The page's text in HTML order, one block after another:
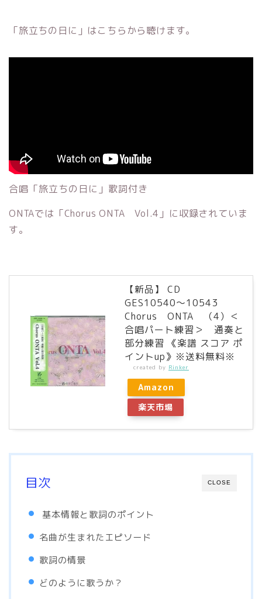
「旅立ちの日に」はこちらから聴けます。
合唱「旅立ちの日に」歌詞付き
ONTAでは「Chorus ONTA Vol.4」に収録されていま
す。
【新品】 CD
GES10540〜10543
Chorus ONTA （4）＜
合唱パート練習＞ 通奏と
部分練習 《楽譜 スコア ポ
イントup》※送料無料※
created by Rinker
Amazon
楽天市場
CLOSE
目次
基本情報と歌詞のポイント
名曲が生まれたエピソード
歌詞の情景
どのように歌うか？